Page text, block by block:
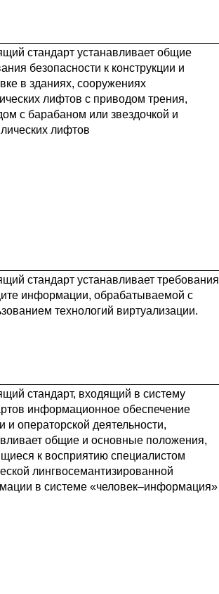
стандарт устанавливает общие
безопасности к конструкции и
в зданиях, сооружениях
лифтов с приводом трения,
с барабаном или звездочкой и
лифтов
стандарт устанавливает требования
информации, обрабатываемой с
технологий виртуализации.
стандарт, входящий в систему
информационное обеспечение
и операторской деятельности,
общие и основные положения,
к восприятию специалистом
лингвосемантизированной
в системе «человек–информация»